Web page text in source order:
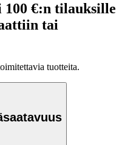
€:n tilauksille
tai
tuotteita.